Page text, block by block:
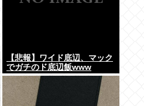
【悲報】ワイド底辺、マック
でガチのド底辺飯www